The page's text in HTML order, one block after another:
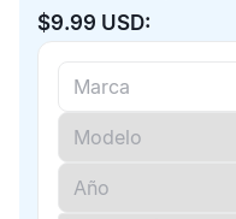
$9.99 USD: